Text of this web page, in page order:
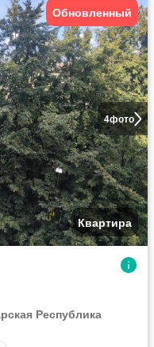
4фото
Обновленный
Квартира
Республика